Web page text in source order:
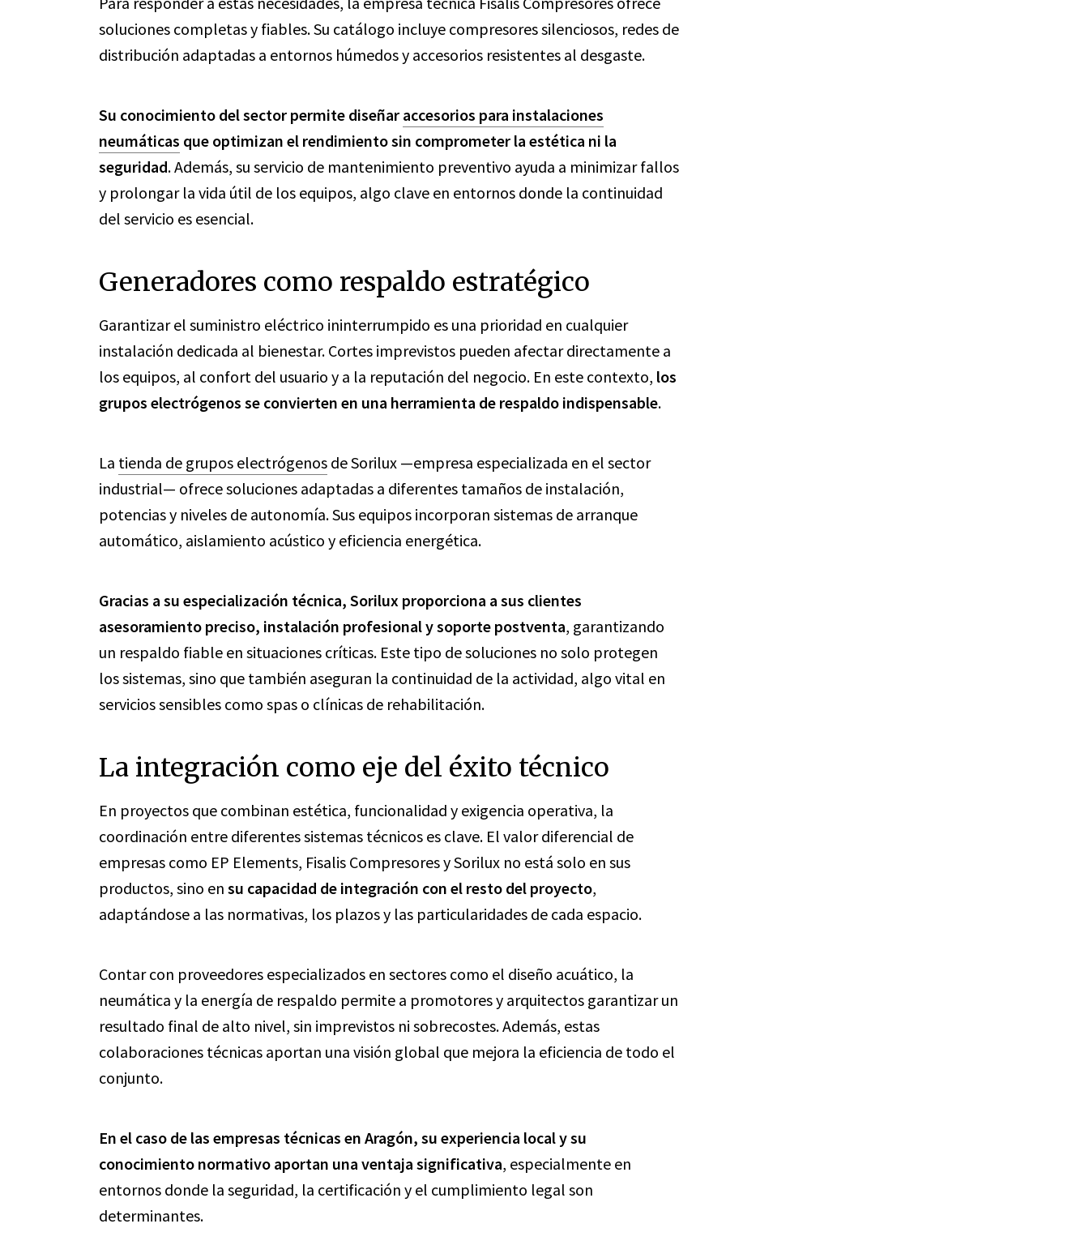
soluciones completas y fiables. Su catálogo incluye compresores silenciosos, redes de
distribución adaptadas a entornos húmedos y accesorios resistentes al desgaste.
Su conocimiento del sector permite diseñar accesorios para instalaciones
neumáticas que optimizan el rendimiento sin comprometer la estética ni la
seguridad. Además, su servicio de mantenimiento preventivo ayuda a minimizar fallos
y prolongar la vida útil de los equipos, algo clave en entornos donde la continuidad
del servicio es esencial.
Generadores como respaldo estratégico
Garantizar el suministro eléctrico ininterrumpido es una prioridad en cualquier
instalación dedicada al bienestar. Cortes imprevistos pueden afectar directamente a
los equipos, al confort del usuario y a la reputación del negocio. En este contexto, los
grupos electrógenos se convierten en una herramienta de respaldo indispensable.
La tienda de grupos electrógenos de Sorilux —empresa especializada en el sector
industrial— ofrece soluciones adaptadas a diferentes tamaños de instalación,
potencias y niveles de autonomía. Sus equipos incorporan sistemas de arranque
automático, aislamiento acústico y eficiencia energética.
Gracias a su especialización técnica, Sorilux proporciona a sus clientes
asesoramiento preciso, instalación profesional y soporte postventa, garantizando
un respaldo fiable en situaciones críticas. Este tipo de soluciones no solo protegen
los sistemas, sino que también aseguran la continuidad de la actividad, algo vital en
servicios sensibles como spas o clínicas de rehabilitación.
La integración como eje del éxito técnico
En proyectos que combinan estética, funcionalidad y exigencia operativa, la
coordinación entre diferentes sistemas técnicos es clave. El valor diferencial de
empresas como EP Elements, Fisalis Compresores y Sorilux no está solo en sus
productos, sino en su capacidad de integración con el resto del proyecto,
adaptándose a las normativas, los plazos y las particularidades de cada espacio.
Contar con proveedores especializados en sectores como el diseño acuático, la
neumática y la energía de respaldo permite a promotores y arquitectos garantizar un
resultado final de alto nivel, sin imprevistos ni sobrecostes. Además, estas
colaboraciones técnicas aportan una visión global que mejora la eficiencia de todo el
conjunto.
En el caso de las empresas técnicas en Aragón, su experiencia local y su
conocimiento normativo aportan una ventaja significativa, especialmente en
entornos donde la seguridad, la certificación y el cumplimiento legal son
determinantes.